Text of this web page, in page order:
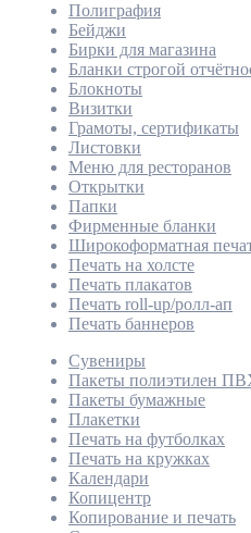
Полиграфия
Бейджи
Бирки для магазина
Бланки строгой
Блокноты
Визитки
Грамоты, сертификаты
Листовки
Меню для ресторанов
Открытки
Папки
Фирменные бланки
Широкоформатная
Печать на холсте
Печать плакатов
Печать roll-up/ролл-ап
Печать баннеров
Сувениры
Пакеты полиэтилен
Пакеты бумажные
Плакетки
Печать на футболках
Печать на кружках
Календари
Копицентр
Копирование и печать